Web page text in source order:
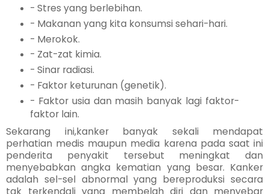
- Stres yang berlebihan.
- Makanan yang kita konsumsi sehari-hari.
- Merokok.
- Zat-zat kimia.
- Sinar radiasi.
- Faktor keturunan (genetik).
- Faktor usia dan masih banyak lagi faktor-
faktor lain.
Sekarang ini,kanker banyak sekali mendapat
perhatian medis maupun media karena pada saat ini
penderita penyakit tersebut meningkat dan
menyebabkan angka kematian yang besar. Kanker
adalah sel-sel abnormal yang bereproduksi secara